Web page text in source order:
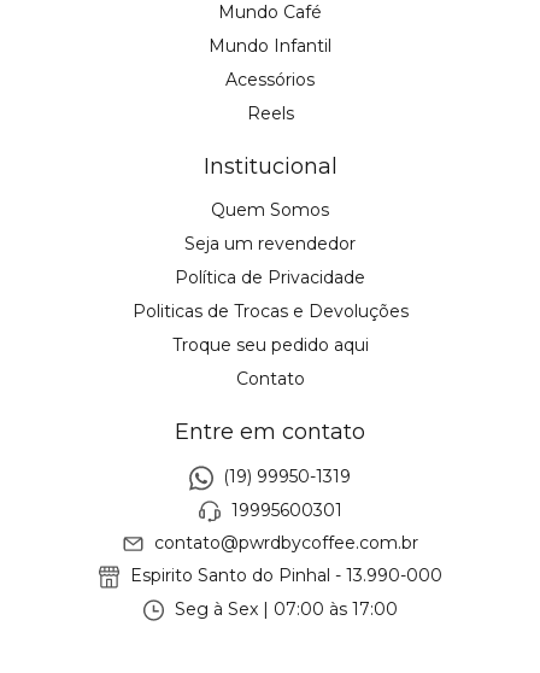
Mundo Café
Mundo Infantil
Acessórios
Reels
Institucional
Quem Somos
Seja um revendedor
Política de Privacidade
Politicas de Trocas e Devoluções
Troque seu pedido aqui
Contato
Entre em contato
(19) 99950-1319
19995600301
contato@pwrdbycoffee.com.br
Espirito Santo do Pinhal - 13.990-000
Seg à Sex | 07:00 às 17:00